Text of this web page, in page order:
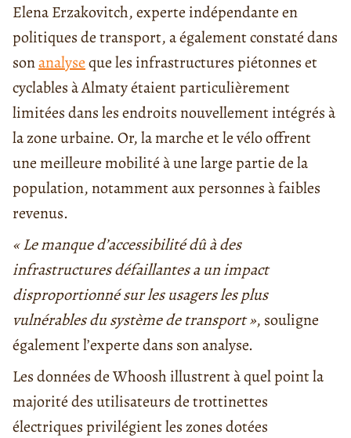
Elena Erzakovitch, experte indépendante en
politiques de transport, a également constaté dans
sonanalyseque les infrastructures piétonnes et
cyclables à Almaty étaient particulièrement
limitées dans les endroits nouvellement intégrés à
la zone urbaine. Or, la marche et le vélo offrent
une meilleure mobilité à une large partie de la
population, notamment aux personnes à faibles
revenus.
« Le manque d’accessibilité dû à des
infrastructures défaillantes a un impact
disproportionné sur les usagers les plus
vulnérables du système de transport », souligne
également l’experte dans son analyse.
Les données de Whoosh illustrent à quel point la
majorité des utilisateurs de trottinettes
électriques privilégient les zones dotées